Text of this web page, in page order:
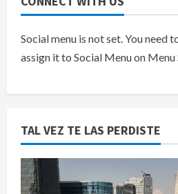
Social menu is not set. You need
assign it to Social Menu on Menu
TAL VEZ TE LAS PERDISTE